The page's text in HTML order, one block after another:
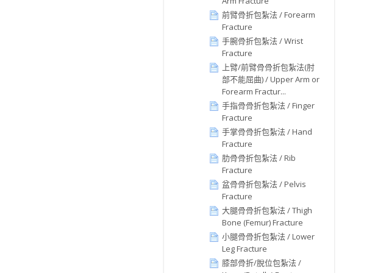
前臂骨折包紮法 / Forearm
Fracture
手腕骨折包紮法 / Wrist
Fracture
上臂/前臂骨骨折包紮法(肘
部不能屈曲) / Upper Arm or
Forearm Fractur...
手指骨骨折包紮法 / Finger
Fracture
手掌骨骨折包紮法 / Hand
Fracture
肋骨骨折包紮法 / Rib
Fracture
盆骨骨折包紮法 / Pelvis
Fracture
大腿骨骨折包紮法 / Thigh
Bone (Femur) Fracture
小腿骨骨折包紮法 / Lower
Leg Fracture
膝部骨折/脫位包紮法 /